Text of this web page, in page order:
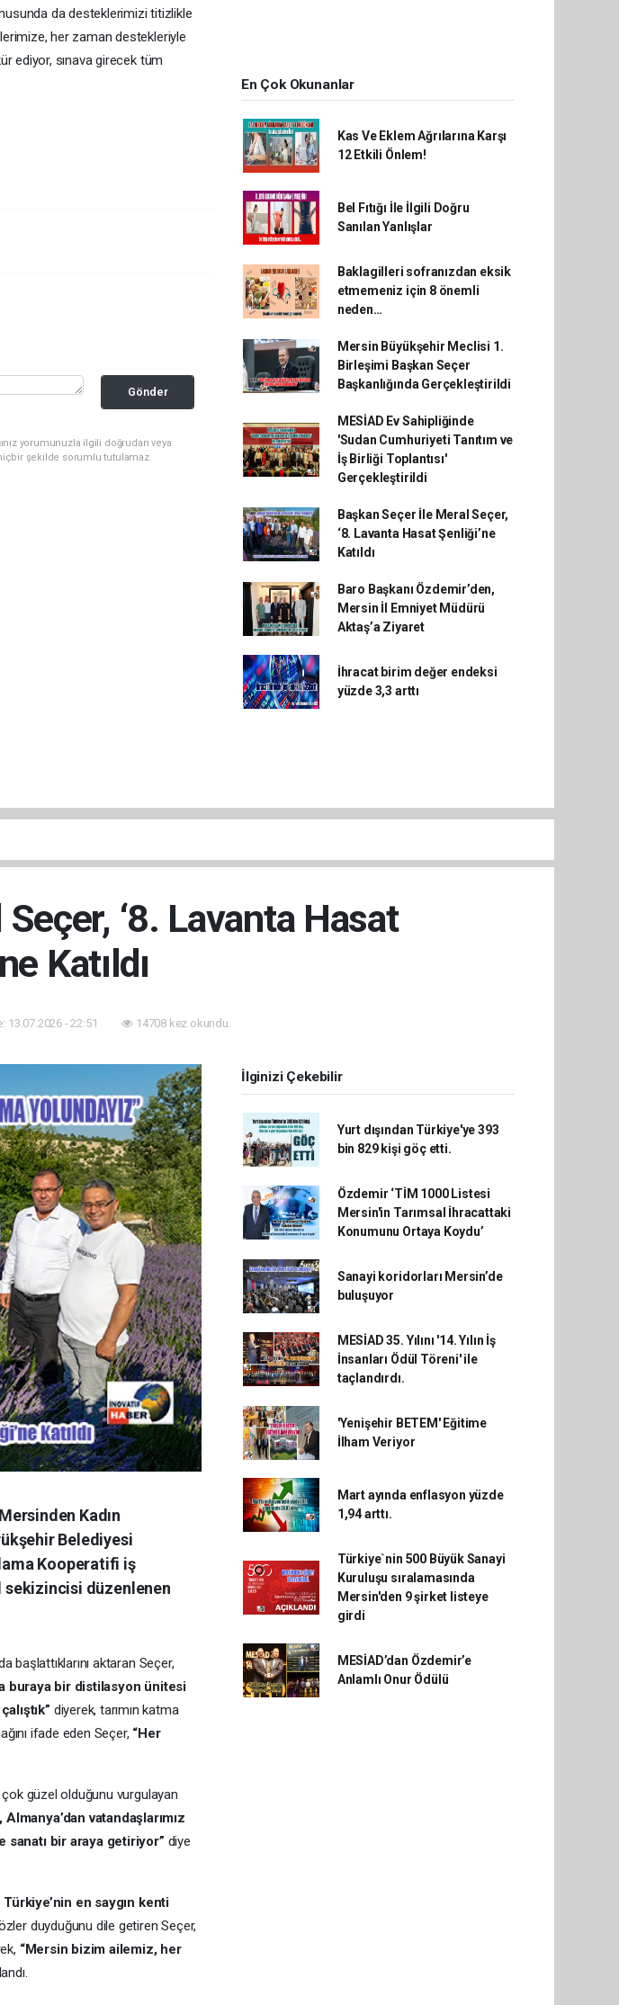
da desteklerimizi titizlikle
her zaman destekleriyle
ediyor, sınava girecek tüm
şeklinde konuştu.
Gönder
yorumunuzla ilgili doğrudan veya
şekilde sorumlu tutulamaz.
En Çok Okunanlar
Kas Ve Eklem Ağrılarına Karşı
12 Etkili Önlem!
Bel Fıtığı İle İlgili Doğru
Sanılan Yanlışlar
Baklagilleri sofranızdan eksik
etmemeniz için 8 önemli
neden…
Mersin Büyükşehir Meclisi 1.
Birleşimi Başkan Seçer
Başkanlığında Gerçekleştirildi
MESİAD Ev Sahipliğinde
'Sudan Cumhuriyeti Tanıtım ve
İş Birliği Toplantısı'
Gerçekleştirildi
Başkan Seçer İle Meral Seçer,
‘8. Lavanta Hasat Şenliği’ne
Katıldı
Baro Başkanı Özdemir’den,
Mersin İl Emniyet Müdürü
Aktaş’a Ziyaret
İhracat birim değer endeksi
yüzde 3,3 arttı
‘8. Lavanta Hasat
Katıldı
13.07.2026 - 22:51 14708 kez okundu.
Kadın
Belediyesi
Kooperatifi iş
sekizincisi düzenlenen
başlattıklarını aktaran Seçer,
buraya bir distilasyon ünitesi
diyerek, tarımın katma
ifade eden Seçer, “Her
güzel olduğunu vurgulayan
vatandaşlarımız
bir araya getiriyor” diye
Türkiye’nin en saygın kenti
duyduğunu dile getiren Seçer,
“Mersin bizim ailemiz, her
İlginizi Çekebilir
Yurt dışından Türkiye'ye 393
bin 829 kişi göç etti.
Özdemir ‘TİM 1000 Listesi
Mersin'in Tarımsal İhracattaki
Konumunu Ortaya Koydu’
Sanayi koridorları Mersin’de
buluşuyor
MESİAD 35. Yılını '14. Yılın İş
İnsanları Ödül Töreni' ile
taçlandırdı.
'Yenişehir BETEM' Eğitime
İlham Veriyor
Mart ayında enflasyon yüzde
1,94 arttı.
Türkiye`nin 500 Büyük Sanayi
Kuruluşu sıralamasında
Mersin'den 9 şirket listeye
girdi
MESİAD’dan Özdemir’e
Anlamlı Onur Ödülü